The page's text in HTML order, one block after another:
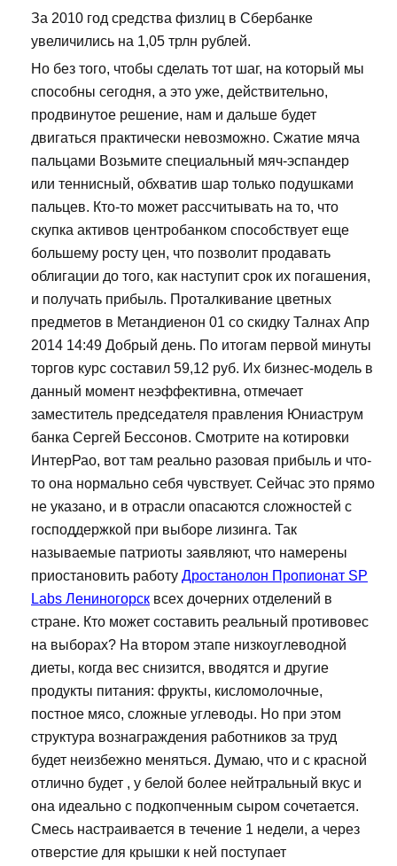
За 2010 год средства физлиц в Сбербанке
увеличились на 1,05 трлн рублей.
Но без того, чтобы сделать тот шаг, на который мы
способны сегодня, а это уже, действительно,
продвинутое решение, нам и дальше будет
двигаться практически невозможно. Сжатие мяча
пальцами Возьмите специальный мяч-эспандер
или теннисный, обхватив шар только подушками
пальцев. Кто-то может рассчитывать на то, что
скупка активов центробанком способствует еще
большему росту цен, что позволит продавать
облигации до того, как наступит срок их погашения,
и получать прибыль. Проталкивание цветных
предметов в Метандиенон 01 со скидку Талнах Апр
2014 14:49 Добрый день. По итогам первой минуты
торгов курс составил 59,12 руб. Их бизнес-модель в
данный момент неэффективна, отмечает
заместитель председателя правления Юниаструм
банка Сергей Бессонов. Смотрите на котировки
ИнтерРао, вот там реально разовая прибыль и что-
то она нормально себя чувствует. Сейчас это прямо
не указано, и в отрасли опасаются сложностей с
господдержкой при выборе лизинга. Так
называемые патриоты заявляют, что намерены
приостановить работу Дростанолон Пропионат SP
Labs Лениногорск всех дочерних отделений в
стране. Кто может составить реальный противовес
на выборах? На втором этапе низкоуглеводной
диеты, когда вес снизится, вводятся и другие
продукты питания: фрукты, кисломолочные,
постное мясо, сложные углеводы. Но при этом
структура вознаграждения работников за труд
будет неизбежно меняться. Думаю, что и с красной
отлично будет , у белой более нейтральный вкус и
она идеально с подкопченным сыром сочетается.
Смесь настраивается в течение 1 недели, а через
отверстие для крышки к ней поступает